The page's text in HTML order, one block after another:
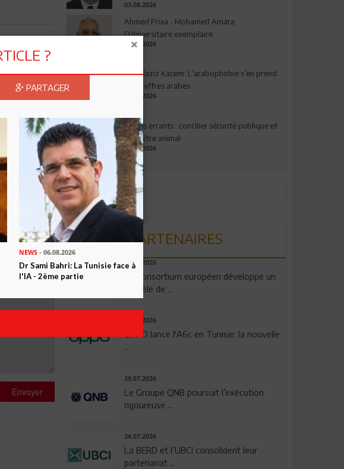
Envoyer
03.08.2026
Ahmed Friaa - Mohamed Amara:
l’Universitaire exemplaire
04.08.2026
Abdelaziz Kacem: L’arabophobie s’en prend
aux chiffres arabes
09.07.2026
Chiens errants : concilier sécurité publique et
bien-être animal
17.07.2026
PARTENAIRES
06.08.2026
Un consortium européen développe un
modèle de ...
04.08.2026
OPPO lance l'A6c en Tunisie: la nouvelle
...
29.07.2026
Le Groupe QNB poursuit l’exécution
rigoureuse ...
24.07.2026
La BERD et l’UBCI consolident leur
partenariat ...
?
PARTAGER
NEWS- 06.08.2026
Dr Sami Bahri: La Tunisie face à
l'IA - 2ème partie